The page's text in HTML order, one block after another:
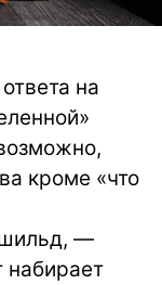
на
кроме «что
—
набирает